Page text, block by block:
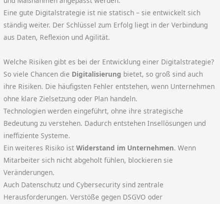
Eine gute Digitalstrategie ist nie statisch – sie entwickelt sich
ständig weiter. Der Schlüssel zum Erfolg liegt in der Verbindung
aus Daten, Reflexion und Agilität.
Welche Risiken gibt es bei der Entwicklung einer Digitalstrategie?
So viele Chancen die Digitalisierung bietet, so groß sind auch
ihre Risiken. Die häufigsten Fehler entstehen, wenn Unternehmen
ohne klare Zielsetzung oder Plan handeln.
Technologien werden eingeführt, ohne ihre strategische
Bedeutung zu verstehen. Dadurch entstehen Insellösungen und
ineffiziente Systeme.
Ein weiteres Risiko istWiderstand im Unternehmen. Wenn
Mitarbeiter sich nicht abgeholt fühlen, blockieren sie
Veränderungen.
Auch Datenschutz und Cybersecurity sind zentrale
Herausforderungen. Verstöße gegen DSGVO oder